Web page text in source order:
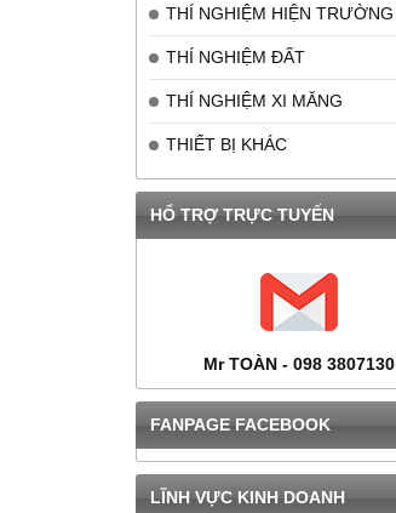
THÍ NGHIỆM HIỆN TRƯỜNG
THÍ NGHIỆM ĐẤT
THÍ NGHIỆM XI MĂNG
THIẾT BỊ KHÁC
HỔ TRỢ TRỰC TUYẾN
Mr TOÀN - 098 3807130
FANPAGE FACEBOOK
LĨNH VỰC KINH DOANH